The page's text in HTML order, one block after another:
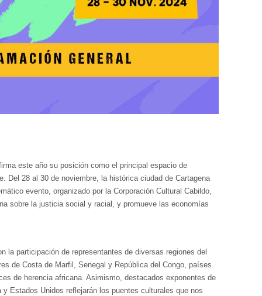
este año su posición como el principal espacio de
Del 28 al 30 de noviembre, la histórica ciudad de Cartagena
evento, organizado por la Corporación Cultural Cabildo,
sobre la justicia social y racial, y promueve las economías
la participación de representantes de diversas regiones del
de Costa de Marfil, Senegal y República del Congo, países
de herencia africana. Asimismo, destacados exponentes de
Estados Unidos reflejarán los puentes culturales que nos